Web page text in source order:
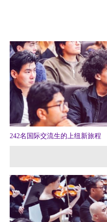
联系方式
支持我们
242名国际交流生的上纽新旅程